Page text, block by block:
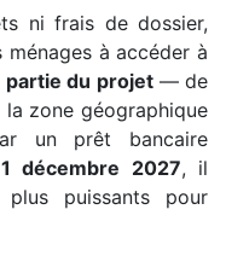
ni frais de dossier,
à accéder à
partie du projet— de
zone géographique
un prêt bancaire
décembre 2027, il
puissants pour